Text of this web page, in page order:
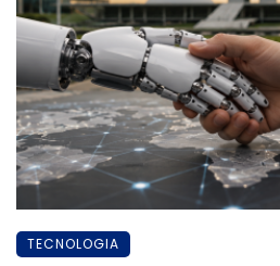
TECNOLOGIA